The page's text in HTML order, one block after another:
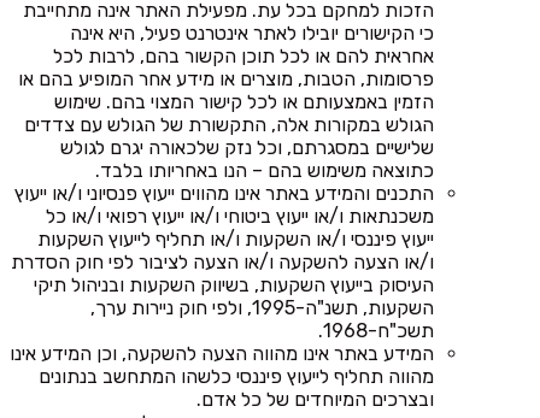
הזכות למחקם בכל עת. מפעילת האתר אינה מתחייבת
כי הקישורים יובילו לאתר אינטרנט פעיל, היא אינה
אחראית להם או לכל תוכן הקשור בהם, לרבות לכל
פרסומות, הטבות, מוצרים או מידע אחר המופיע בהם או
הזמין באמצעותם או לכל קישור המצוי בהם. שימוש
הגולש במקורות אלה, התקשורת של הגולש עם צדדים
שלישיים במסגרתם, וכל נזק שלכאורה יגרם לגולש
כתוצאה משימוש בהם – הנו באחריותו בלבד.
התכנים והמידע באתר אינו מהווים ייעוץ פנסיוני ו/או ייעוץ
משכנתאות ו/או ייעוץ ביטוחי ו/או ייעוץ רפואי ו/או כל
ייעוץ פיננסי ו/או השקעות ו/או תחליף לייעוץ השקעות
ו/או הצעה להשקעה ו/או הצעה לציבור לפי חוק הסדרת
העיסוק בייעוץ השקעות, בשיווק השקעות ובניהול תיקי
השקעות, תשנ"ה-1995, ולפי חוק ניירות ערך,
תשכ"ח-1968.
המידע באתר אינו מהווה הצעה להשקעה, וכן המידע אינו
מהווה תחליף לייעוץ פיננסי כלשהו המתחשב בנתונים
ובצרכים המיוחדים של כל אדם.